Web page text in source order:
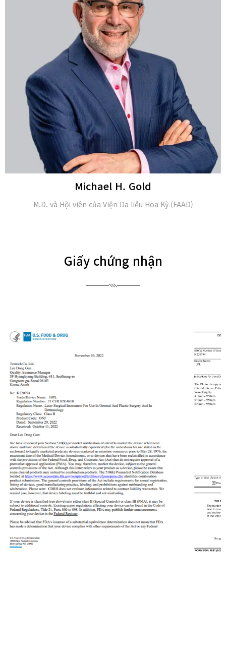
Michael H. Gold
M.D. và Hội viên của Viện Da liễu Hoa Kỳ (FAAD)
Giấy chứng nhận